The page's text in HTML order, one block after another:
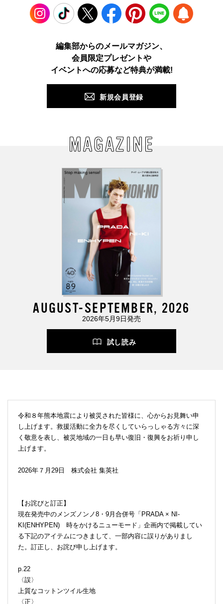
TikTok Facebook Pinterest LINE
編集部からのメールマガジン、
会員限定プレゼントや
イベントへの応募など特典が満載!
新規会員登録
MAGAZINE
AUGUST-SEPTEMBER, 2026
2026年5月9日発売
試し読み
令和８年熊本地震により被災された皆様に、心からお見舞い申
し上げます。救援活動に全力を尽くしていらっしゃる方々に深
く敬意を表し、被災地域の一日も早い復旧・復興をお祈り申し
上げます。
2026年７月29日 株式会社 集英社
【お詫びと訂正】
現在発売中のメンズノンノ8・9月合併号「PRADA × NI-
KI(ENHYPEN) 時をかけるニューモード」企画内で掲載してい
る下記のアイテムにつきまして、一部内容に誤りがありまし
た。訂正し、お詫び申し上げます。
p.22
〈誤〉
上質なコットンツイル生地
〈正〉